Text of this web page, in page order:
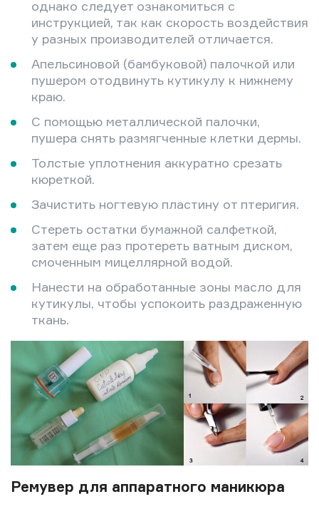
однако следует ознакомиться с
инструкцией, так как скорость воздействия
у разных производителей отличается.
Апельсиновой (бамбуковой) палочкой или
пушером отодвинуть кутикулу к нижнему
краю.
С помощью металлической палочки,
пушера снять размягченные клетки дермы.
Толстые уплотнения аккуратно срезать
кюреткой.
Зачистить ногтевую пластину от птеригия.
Стереть остатки бумажной салфеткой,
затем еще раз протереть ватным диском,
смоченным мицеллярной водой.
Нанести на обработанные зоны масло для
кутикулы, чтобы успокоить раздраженную
ткань.
Ремувер для аппаратного маникюра